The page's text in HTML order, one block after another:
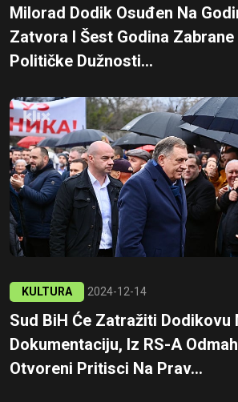
Milorad Dodik Osuđen Na
Zatvora I Šest Godina Zabrane
Političke Dužnosti...
KULTURA 2024-12-14
Sud BiH Će Zatražiti Dodikovu
Dokumentaciju, Iz RS-A
Otvoreni Pritisci Na Prav...